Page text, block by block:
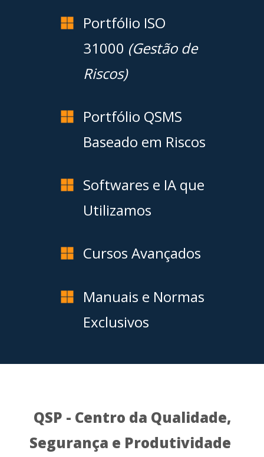
Portfólio ISO
31000 (Gestão de
Riscos)
Portfólio QSMS
Baseado em Riscos
Softwares e IA que
Utilizamos
Cursos Avançados
Manuais e Normas
Exclusivos
QSP - Centro da Qualidade,
Segurança e Produtividade